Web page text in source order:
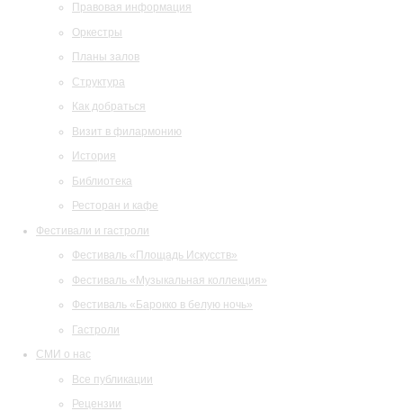
Правовая информация
Оркестры
Планы залов
Структура
Как добраться
Визит в филармонию
История
Библиотека
Ресторан и кафе
Фестивали и гастроли
Фестиваль «Площадь Искусств»
Фестиваль «Музыкальная коллекция»
Фестиваль «Барокко в белую ночь»
Гастроли
СМИ о нас
Все публикации
Рецензии